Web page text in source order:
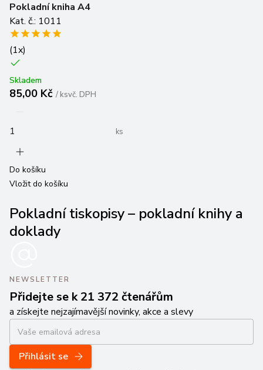
Pokladní kniha A4
Kat. č.: 1011
(1x)
Skladem
85,00 Kč /ksvč. DPH
ks
Do košíku
Vložit do košíku
Pokladní tiskopisy – pokladní knihy a
doklady
NEWSLETTER
Přidejte se k 21 372 čtenářům
a získejte nejzajímavější novinky, akce a slevy
Přihlásit se